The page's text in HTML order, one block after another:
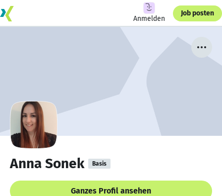
Anmelden
Job posten
Anna Sonek Basis
Ganzes Profil ansehen